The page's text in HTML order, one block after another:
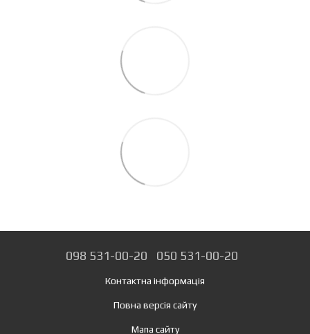
098 531-00-20 050 531-00-20
Контактна інформація
Повна версія сайту
Мапа сайту